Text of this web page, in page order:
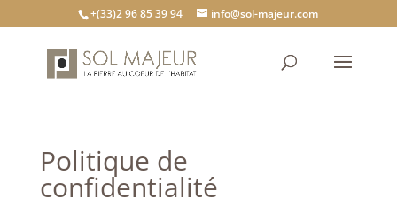
+(33)2 96 85 39 94 info@sol-majeur.com
Politique de
confidentialité